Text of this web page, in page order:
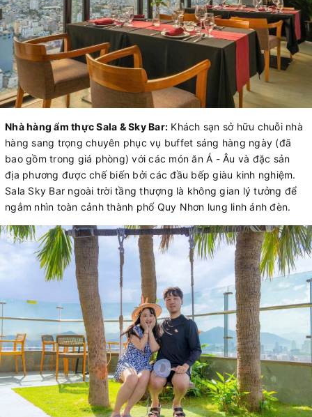
Nhà hàng ẩm thực Sala & Sky Bar: Khách sạn sở hữu chuỗi nhà
hàng sang trọng chuyên phục vụ buffet sáng hàng ngày (đã
bao gồm trong giá phòng) với các món ăn Á - Âu và đặc sản
địa phương được chế biến bởi các đầu bếp giàu kinh nghiệm.
Sala Sky Bar ngoài trời tầng thượng là không gian lý tưởng để
ngắm nhìn toàn cảnh thành phố Quy Nhơn lung linh ánh đèn.